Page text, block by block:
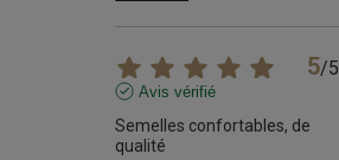
5/5
Avis vérifié
Semelles confortables, de
qualité